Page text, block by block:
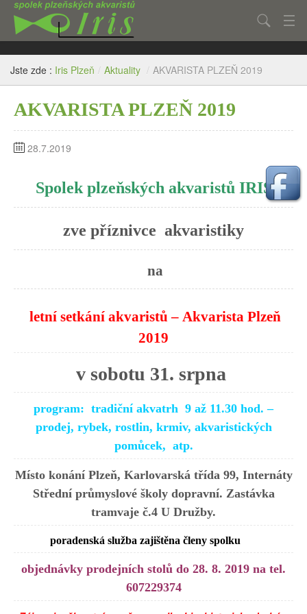
Aktuality
Články
Fotogalerie
O spolku
Inzerce
Hledat
Jste zde : Iris Plzeň / Aktuality / AKVARISTA PLZEŇ 2019
AKVARISTA PLZEŇ 2019
28.7.2019
Spolek plzeňských akvaristů IRIS
zve příznivce akvaristiky
na
letní setkání akvaristů – Akvarista Plzeň
2019
v sobotu 31. srpna
program: tradiční akvatrh 9 až 11.30 hod. –
prodej, rybek, rostlin, krmiv, akvaristických
pomůcek, atp.
Místo konání Plzeň, Karlovarská třída 99, Internáty
Střední průmyslové školy dopravní. Zastávka
tramvaje č.4 U Družby.
poradenská služba zajištěna členy spolku
objednávky prodejních stolů do 28. 8. 2019 na tel.
607229374